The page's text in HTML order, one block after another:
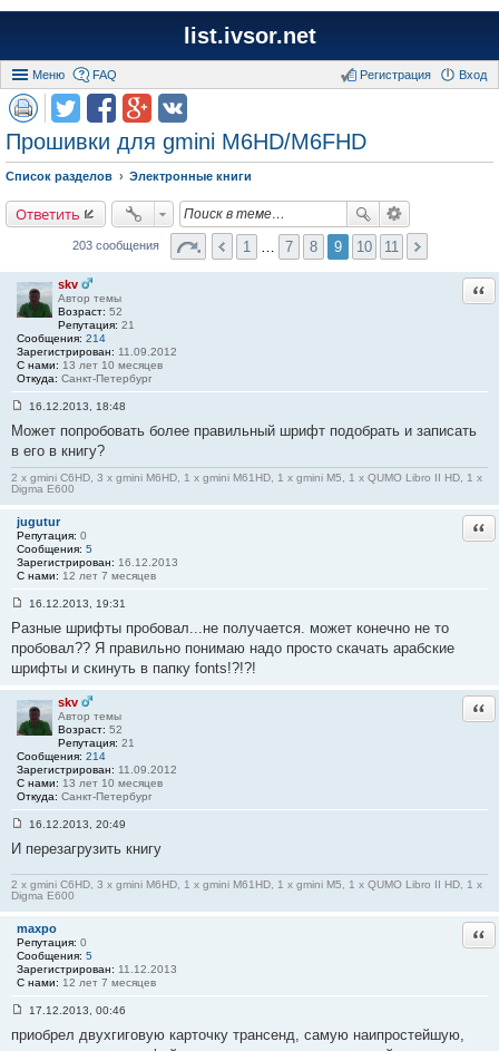
list.ivsor.net
Меню FAQ Вход
Регистрация
Прошивки для gmini M6HD/M6FHD
Список разделов Электронные книги
Ответить
203 сообщения 1 7 8 9 10 11
skv
Автор темы
Возраст: 52
Репутация: 21
Сообщения: 214
Зарегистрирован: 11.09.2012
С нами: 13 лет 10 месяцев
Откуда: Санкт-Петербург
о
б
щ
е
н
е
#
1
6
1
16.12.2013, 18:48
Может попробовать более правильный шрифт подобрать и записать
в его в книгу?
2 x gmini C6HD, 3 x gmini M6HD, 1 x gmini M61HD, 1 x gmini M5, 1 x QUMO Libro II HD, 1 x
Digma E600
jugutur
Репутация: 0
Сообщения: 5
Зарегистрирован: 16.12.2013
С нами: 12 лет 7 месяцев
о
б
щ
е
н
и
е
#
6
2
16.12.2013, 19:31
Разные шрифты пробовал...не получается. может конечно не то
пробовал?? Я правильно понимаю надо просто скачать арабские
шрифты и скинуть в папку fonts!?!?!
skv
Автор темы
Возраст: 52
Репутация: 21
Сообщения: 214
Зарегистрирован: 11.09.2012
С нами: 13 лет 10 месяцев
Откуда: Санкт-Петербург
о
б
щ
е
н
и
е
#
1
6
16.12.2013, 20:49
И перезагрузить книгу
2 x gmini C6HD, 3 x gmini M6HD, 1 x gmini M61HD, 1 x gmini M5, 1 x QUMO Libro II HD, 1 x
Digma E600
maxpo
Репутация: 0
Сообщения: 5
Зарегистрирован: 11.12.2013
С нами: 12 лет 7 месяцев
о
17.12.2013, 00:46
приобрел двухгиговую карточку трансенд, самую наипростейшую,